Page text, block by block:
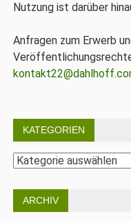
Nutzung ist darüber
Anfragen zum Erwerb
KATEGORIEN
Kategorien
ARCHIV